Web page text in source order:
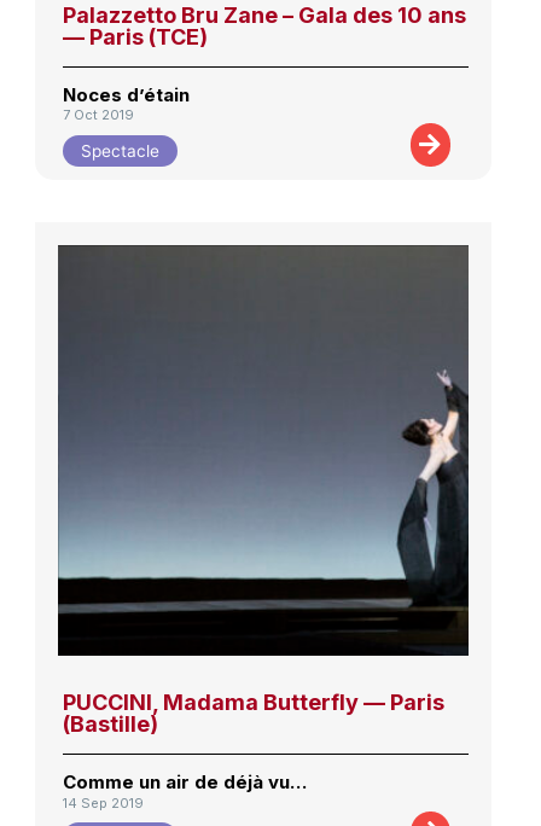
Palazzetto Bru Zane – Gala des 10 ans
— Paris (TCE)
Noces d’étain
7 Oct 2019
Spectacle
PUCCINI, Madama Butterfly — Paris
(Bastille)
Comme un air de déjà vu…
14 Sep 2019